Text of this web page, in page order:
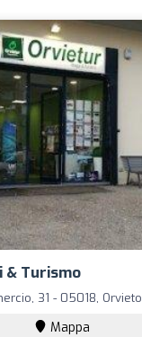
Turismo
31 - 05018, Orvieto
Mappa